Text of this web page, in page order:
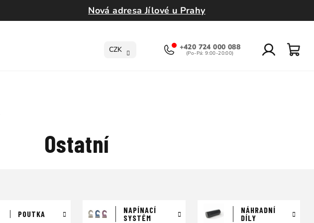
Nová adresa Jílové u Prahy
CZK +420 724 000 088
Ostatní
POUTKA
NAPÍNACÍ
SYSTÉM
NÁHRADNÍ
DÍLY